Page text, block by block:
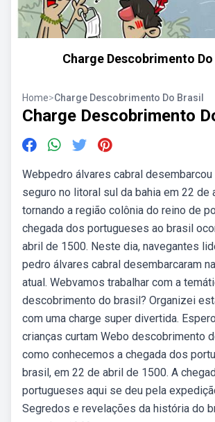
Charge Descobrimento Do
Home>Charge Descobrimento Do Brasil
Charge Descobrimento
Webpedro álvares cabral
seguro no litoral sul da bahia em 22 de
tornando a região colônia do reino de
chegada dos portugueses ao brasil
abril de 1500. Neste dia, navegantes
pedro álvares cabral desembarcaram
atual. Webvamos trabalhar com a
descobrimento do brasil? Organizei
com uma charge super divertida.
crianças curtam Webo descobrimento
como conhecemos a chegada dos
brasil, em 22 de abril de 1500. A
portugueses aqui se deu pela
Segredos e revelações da história do